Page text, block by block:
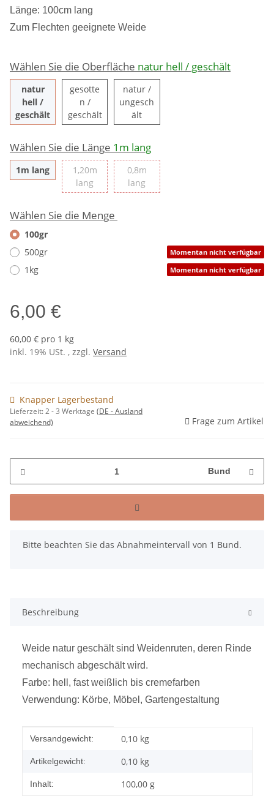
Länge: 100cm lang
Zum Flechten geeignete Weide
Wählen Sie die Oberfläche natur hell / geschält
natur
hell /
geschältnatur hell / geschält
gesotte
n /
geschältgesotten / geschält
natur /
ungesch
ältnatur / ungeschält
Wählen Sie die Länge 1m lang
1m lang1m lang1,20m
lang 1,20m lang
0,8m
lang 0,8m lang
Wählen Sie die Menge
100gr
500gr
Momentan nicht verfügbar
1kg Momentan nicht verfügbar
6,00 €
60,00 € pro 1 kg
inkl. 19% USt. , zzgl. Versand
Knapper Lagerbestand
Lieferzeit:2 - 3 Werktage (DE - Ausland
abweichend)
Frage zum Artikel
Bund
x
Bitte beachten Sie das Abnahmeintervall von 1 Bund.
Beschreibung
Weide natur geschält sind Weidenruten, deren Rinde
mechanisch abgeschält wird.
Farbe: hell, fast weißlich bis cremefarben
Verwendung: Körbe, Möbel, Gartengestaltung
Produkteigenschaft
Wert
Versandgewicht: 0,10 kg
Artikelgewicht: 0,10 kg
Inhalt: 100,00 g